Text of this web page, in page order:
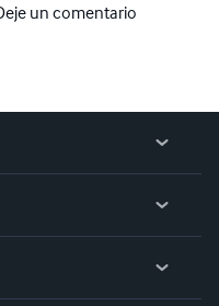
un comentario